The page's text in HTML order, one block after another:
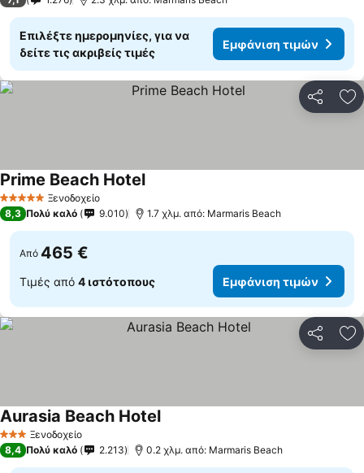
Επιλέξτε ημερομηνίες, για να
δείτε τις ακριβείς τιμές
Εμφάνιση τιμών
5 Αστέρια Ξενοδοχείο
Prime Beach Hotel
8,3 Πολύ καλό 9.010 1.7 χλμ. από: Marmaris Beach
Από 465 €
Τιμές από 4 ιστότοπους Εμφάνιση τιμών
3 ΑστέριαΞενοδοχείο
Aurasia Beach Hotel
8,4 Πολύ καλό 2.213 0.2 χλμ. από: Marmaris Beach